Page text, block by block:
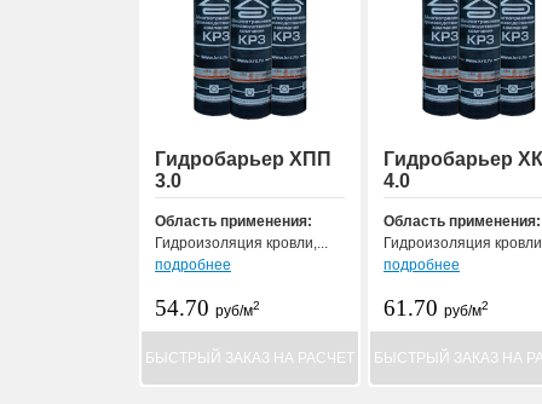
Гидробарьер ХПП
3.0
Область применения:
Гидроизоляция кровли,...
подробнее
54.70 руб/м2
БЫСТРЫЙ ЗАКАЗ НА РАСЧЕТ
Гидробарьер
4.0
Область применения:
Гидроизоляция
подробнее
61.70 руб/м2
БЫСТРЫЙ ЗАКАЗ НА